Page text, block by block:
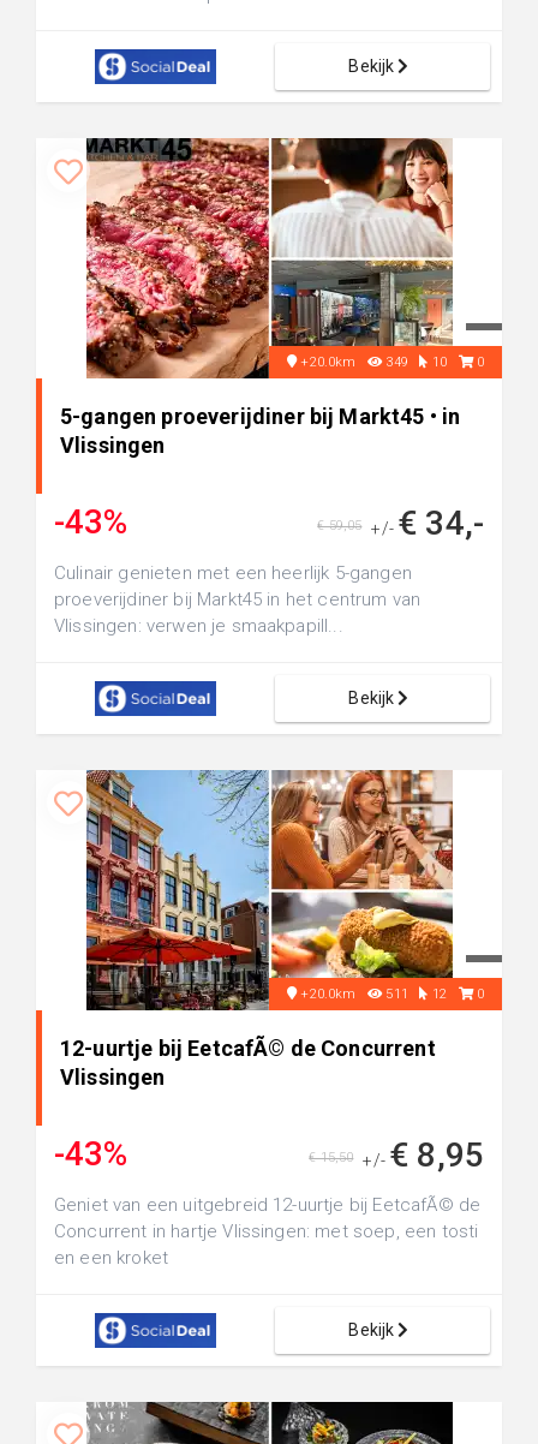
Bekijk
+20.0km 349 10 0
5-gangen proeverijdiner bij Markt45 • in
Vlissingen
-43% +/- € 34,-
€ 59,05
Culinair genieten met een heerlijk 5-gangen
proeverijdiner bij Markt45 in het centrum van
Vlissingen: verwen je smaakpapill...
Bekijk
+20.0km 511 12 0
12-uurtje bij EetcafÃ© de Concurrent
Vlissingen
-43% +/- € 8,95
€ 15,50
Geniet van een uitgebreid 12-uurtje bij EetcafÃ© de
Concurrent in hartje Vlissingen: met soep, een tosti
en een kroket
Bekijk